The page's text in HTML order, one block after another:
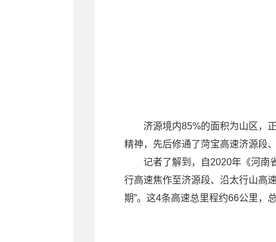
济源境内85%的面积为山区，
精神，先后修通了菏宝高速济源段
记者了解到，自2020年《河南
行高速焦作至济源段、沿太行山高
期”。这4条高速总里程约66公里，